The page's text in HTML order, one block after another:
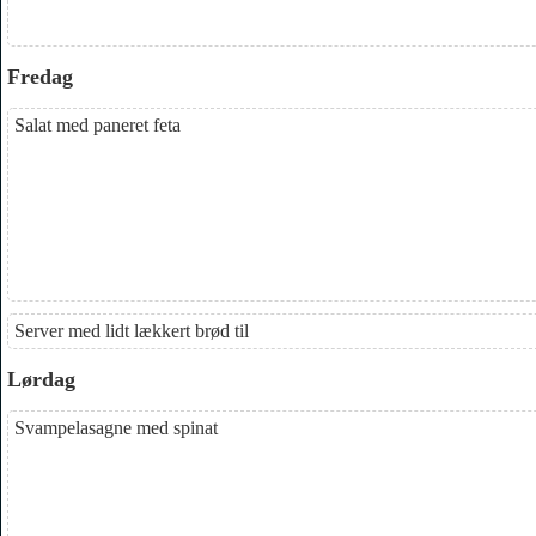
Fredag
Salat med paneret feta
Server med lidt lækkert brød til
Lørdag
Svampelasagne med spinat